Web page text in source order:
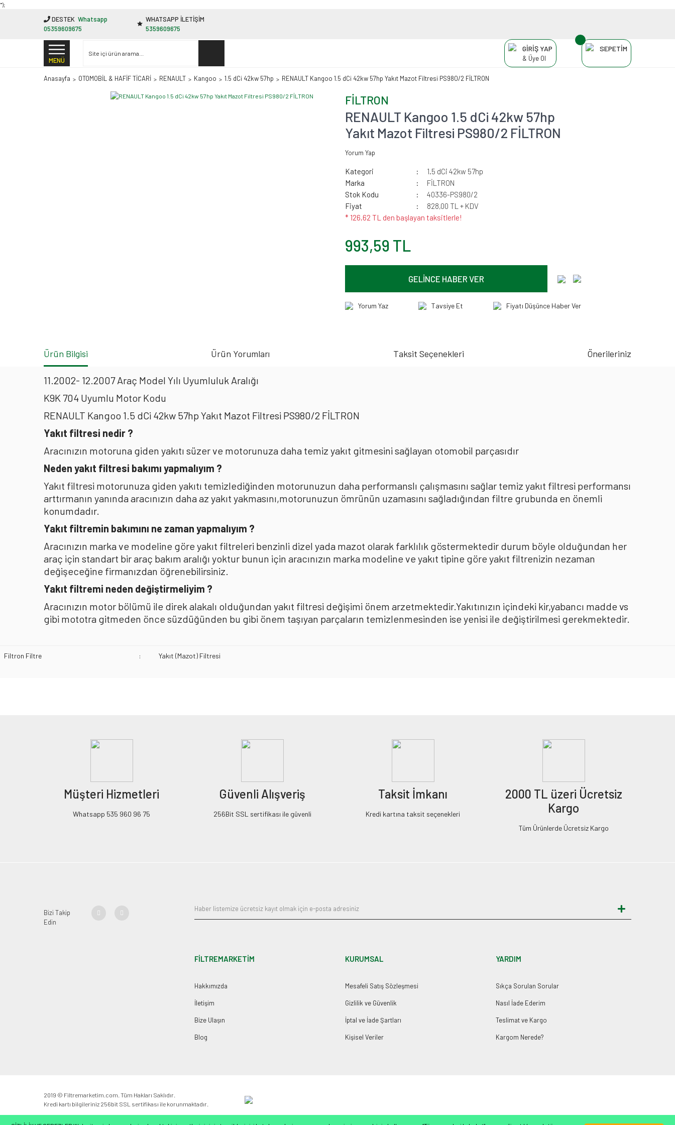
"');
DESTEK Whatsapp
05359609675
WHATSAPP İLETİŞİM
5359609675
MENÜ
GİRİŞ YAP
& Üye Ol
SEPETİM
Anasayfa OTOMOBİL & HAFİF TİCARİ RENAULT Kangoo 1.5 dCi 42kw 57hp RENAULT Kangoo 1.5 dCi 42kw 57hp Yakıt Mazot Filtresi PS980/2 FİLTRON
FİLTRON
RENAULT Kangoo 1.5 dCi 42kw 57hp
Yakıt Mazot Filtresi PS980/2 FİLTRON
Yorum Yap
Kategori
1.5 dCi 42kw 57hp
Marka
FİLTRON
Stok Kodu
40336-PS980/2
Fiyat
828,00 TL + KDV
* 126,62 TL den başlayan taksitlerle!
993,59 TL
GELİNCE HABER VER
Yorum Yaz Tavsiye Et Fiyatı Düşünce Haber Ver
Ürün Bilgisi Ürün Yorumları Taksit Seçenekleri Önerileriniz
11.2002- 12.2007 Araç Model Yılı Uyumluluk Aralığı
K9K 704 Uyumlu Motor Kodu
RENAULT Kangoo 1.5 dCi 42kw 57hp Yakıt Mazot Filtresi PS980/2 FİLTRON
Yakıt filtresi nedir ?
Aracınızın motoruna giden yakıtı süzer ve motorunuza daha temiz yakıt gitmesini sağlayan otomobil parçasıdır
Neden yakıt filtresi bakımı yapmalıyım ?
Yakıt filtresi motorunuza giden yakıtı temizlediğinden motorunuzun daha performanslı çalışmasını sağlar temiz yakıt filtresi performansı
arttırmanın yanında aracınızın daha az yakıt yakmasını,motorunuzun ömrünün uzamasını sağladığından filtre grubunda en önemli
konumdadır.
Yakıt filtremin bakımını ne zaman yapmalıyım ?
Aracınızın marka ve modeline göre yakıt filtreleri benzinli dizel yada mazot olarak farklılık göstermektedir durum böyle olduğundan her
araç için standart bir araç bakım aralığı yoktur bunun için aracınızın marka modeline ve yakıt tipine göre yakıt filtrenizin nezaman
değişeceğine firmanızdan öğrenebilirsiniz.
Yakıt filtremi neden değiştirmeliyim ?
Aracınızın motor bölümü ile direk alakalı olduğundan yakıt filtresi değişimi önem arzetmektedir.Yakıtınızın içindeki kir,yabancı madde vs
gibi mototra gitmeden önce süzdüğünden bu gibi önem taşıyan parçaların temizlenmesinden ise yenisi ile değiştirilmesi gerekmektedir.
Filtron Filtre : Yakıt (Mazot) Filtresi
Müşteri Hizmetleri
Whatsapp 535 960 96 75
Güvenli Alışveriş
256Bit SSL sertifikası ile güvenli
Taksit İmkanı
Kredi kartına taksit seçenekleri
2000 TL üzeri Ücretsiz
Kargo
Tüm Ürünlerde Ücretsiz Kargo
Bizi Takip
Edin
FİLTREMARKETİM
Hakkımızda
İletişim
Bize Ulaşın
Blog
KURUMSAL
Mesafeli Satış Sözleşmesi
Gizlilik ve Güvenlik
İptal ve İade Şartları
Kişisel Veriler
YARDIM
Sıkça Sorulan Sorular
Nasıl İade Ederim
Teslimat ve Kargo
Kargom Nerede?
2019 © Filtremarketim.com. Tüm Hakları Saklıdır.
Kredi kartı bilgileriniz 256bit SSL sertifikası ile korunmaktadır.